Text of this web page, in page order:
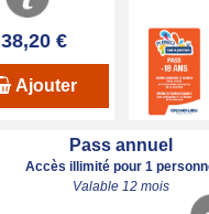
38,20 €
Ajouter
Pass annuel
Accès illimité pour 1
Valable 12 mois